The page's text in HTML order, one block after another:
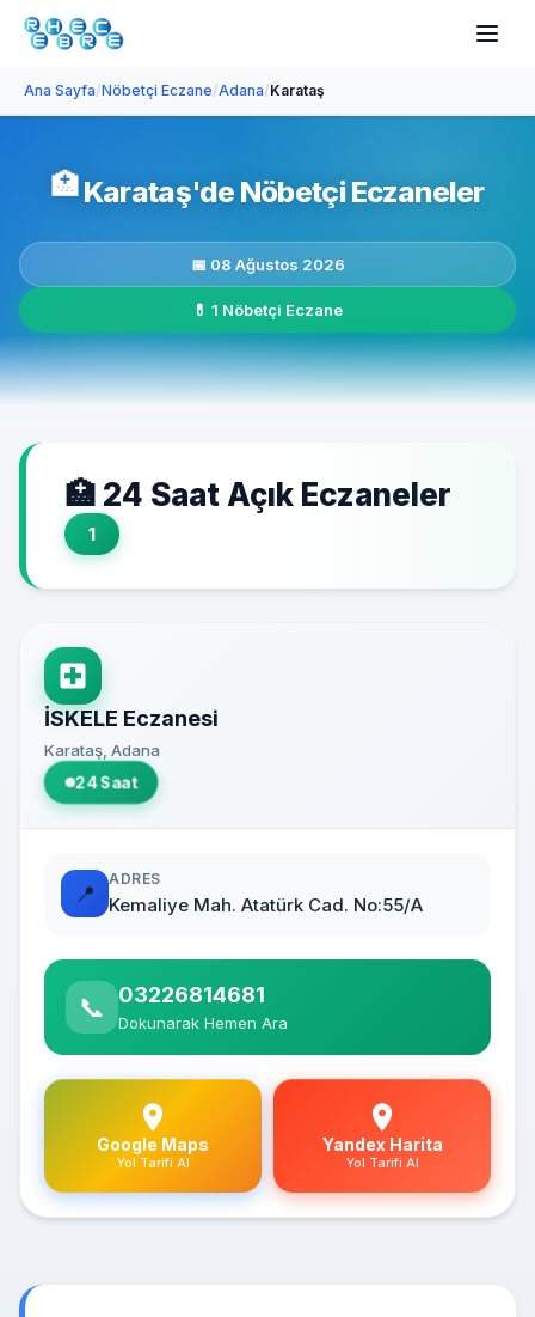
Ana Sayfa/Nöbetçi Eczane/Adana/Karataş
🏥Karataş'de Nöbetçi Eczaneler
📅 08 Ağustos 2026
💊 1 Nöbetçi Eczane
🏥 24 Saat Açık Eczaneler
1
İSKELE Eczanesi
Karataş, Adana
24 Saat
📍
ADRES
Kemaliye Mah. Atatürk Cad. No:55/A
📞 03226814681
Dokunarak Hemen Ara
Google Maps
Yol Tarifi Al
Yandex Harita
Yol Tarifi Al